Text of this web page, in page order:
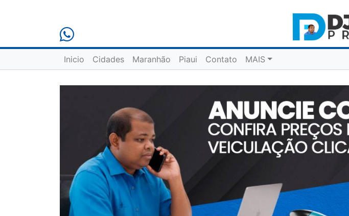
Inicio Cidades Maranhão Piaui Contato MAIS